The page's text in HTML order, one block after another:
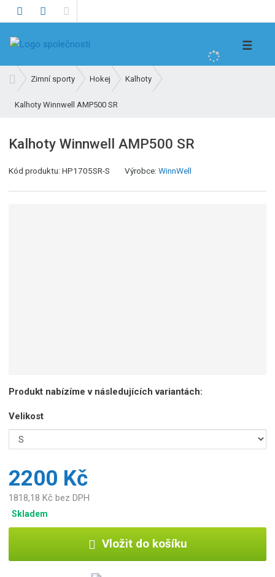
h
t
☰
v
o
í
t
Zimní sporty Hokej Kalhoty
Kalhoty Winnwell AMP500 SR
Kalhoty Winnwell AMP500 SR
Kód produktu:HP1705SR-S Výrobce:WinnWell
Produkt nabízíme v následujících variantách:
Velikost
2200 Kč
1818,18 Kč bez DPH
Skladem
Vložit do košíku